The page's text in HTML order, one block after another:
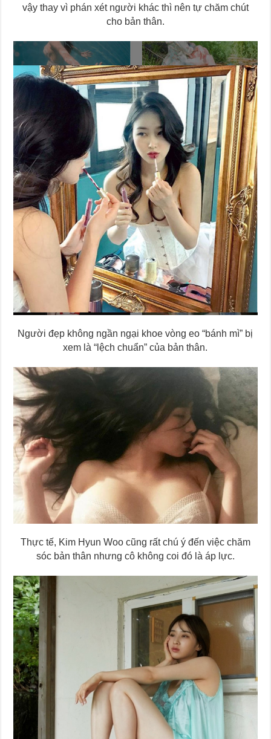
vậy thay vì phán xét người khác thì nên tự chăm chút
cho bản thân.
Người đẹp không ngần ngại khoe vòng eo “bánh mì” bị
xem là “lệch chuẩn” của bản thân.
Thực tế, Kim Hyun Woo cũng rất chú ý đến việc chăm
sóc bản thân nhưng cô không coi đó là áp lực.